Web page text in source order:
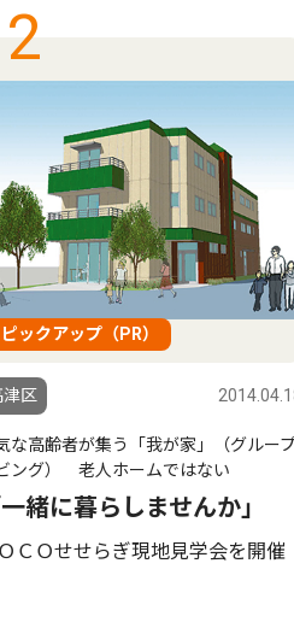
2
ピックアップ（PR）
津区
な高齢者が集う「我が家」（グルー
ング） 老人ホームではない
一緒に暮らしませんか」
ＣＯせせらぎ現地見学会を開催